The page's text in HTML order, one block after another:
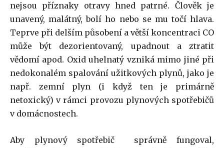
nejsou příznaky otravy hned patrné. Člověk je
unavený, malátný, bolí ho nebo se mu točí hlava.
Teprve při delším působení a větší koncentraci CO
může být dezorientovaný, upadnout a ztratit
vědomí apod. Oxid uhelnatý vzniká mimo jiné při
nedokonalém spalování užitkových plynů, jako je
např. zemní plyn (i když ten je primárně
netoxický) v rámci provozu plynových spotřebičů
v domácnostech.
Aby plynový spotřebič správně fungoval,